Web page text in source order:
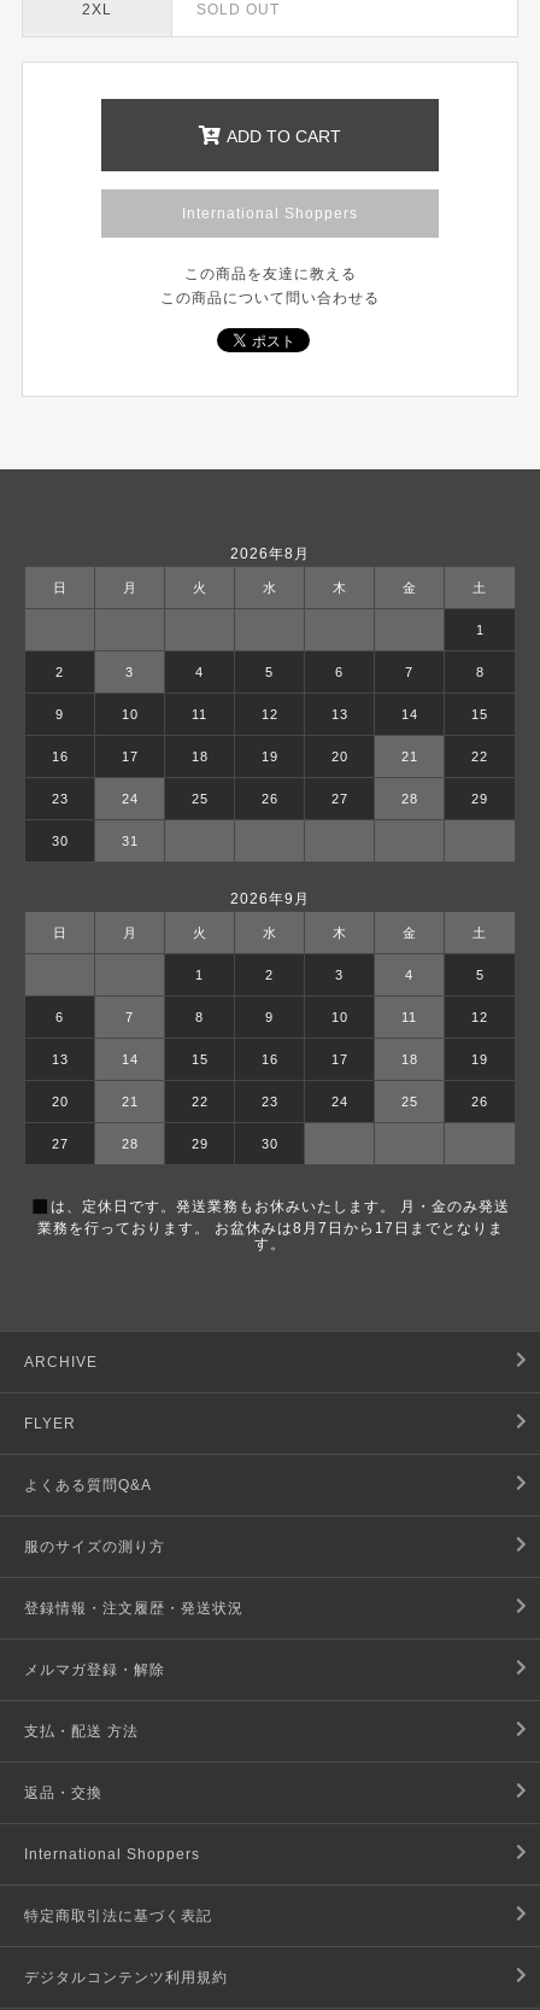
2XL SOLD OUT
ADD TO CART
International Shoppers
この商品を友達に教える
この商品について問い合わせる
2026年8月
日 月 火 水 木 金 土
1
2 3 4 5 6 7 8
9 10 11 12 13 14 15
16 17 18 19 20 21 22
23 24 25 26 27 28 29
30 31
2026年9月
日 月 火 水 木 金 土
1 2 3 4 5
6 7 8 9 10 11 12
13 14 15 16 17 18 19
20 21 22 23 24 25 26
27 28 29 30
■ は、定休日です。発送業務もお休みいたします。 月・金のみ発送
業務を行っております。 お盆休みは8月7日から17日までとなりま
す。
ARCHIVE
FLYER
よくある質問Q&A
服のサイズの測り方
登録情報・注文履歴・発送状況
メルマガ登録・解除
支払・配送 方法
返品・交換
International Shoppers
特定商取引法に基づく表記
デジタルコンテンツ利用規約